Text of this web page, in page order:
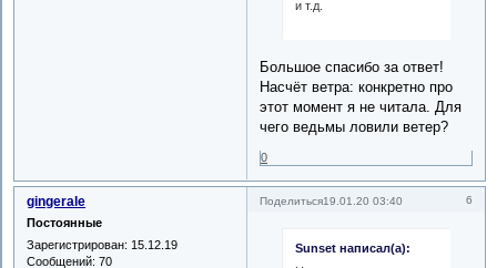
и т.д.
Большое спасибо за ответ!
Насчёт ветра: конкретно про
этот момент я не читала. Для
чего ведьмы ловили ветер?
0
Поделиться 6
19.01.20 03:40
gingerale
Постоянные
Зарегистрирован: 15.12.19
Сообщений: 70
Sunset написал(а):